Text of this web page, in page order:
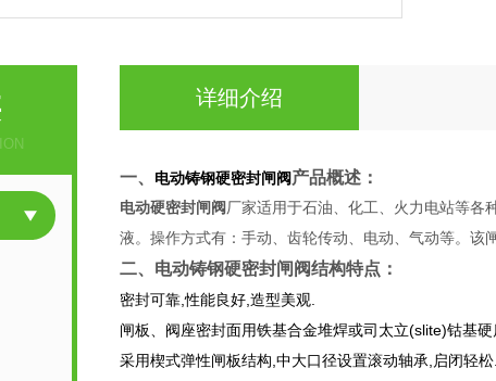
详细介绍
一、 电动铸钢硬密封闸阀产品概述：
电动硬密封闸阀 厂家适用于石油、化工、火力电站等各
液。操作方式有：手动、齿轮传动、电动、气动等。该
二、 电动铸钢硬密封闸阀结构特点：
密封可靠,性能良好,造型美观.
闸板、阀座密封面用铁基合金堆焊或司太立(slite)钴基
采用楔式弹性闸板结构,中大口径设置滚动轴承,启闭轻松.